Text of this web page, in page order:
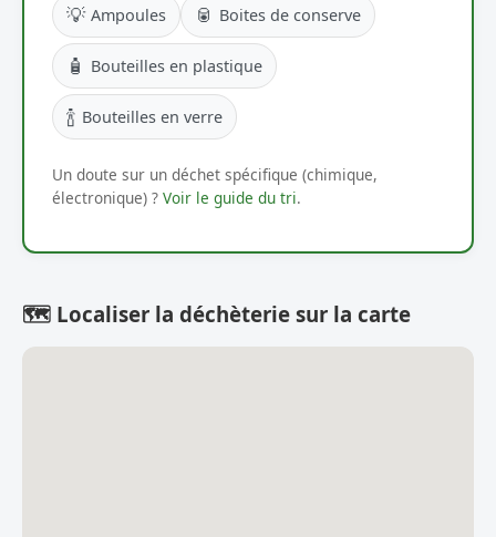
💡 Ampoules 🥫 Boites de conserve
🧴 Bouteilles en plastique
🍾 Bouteilles en verre
Un doute sur un déchet spécifique (chimique,
électronique) ? Voir le guide du tri.
🗺️ Localiser la déchèterie sur la carte